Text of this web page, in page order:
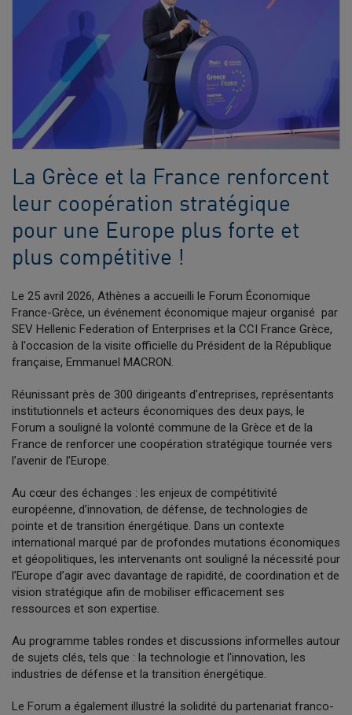
La Grèce et la France renforcent
leur coopération stratégique
pour une Europe plus forte et
plus compétitive !
Le 25 avril 2026, Athènes a accueilli le Forum Économique
France-Grèce, un événement économique majeur organisé par
SEV Hellenic Federation of Enterprises et la CCI France Grèce,
à l'occasion de la visite officielle du Président de la République
française, Emmanuel MACRON.
Réunissant près de 300 dirigeants d’entreprises, représentants
institutionnels et acteurs économiques des deux pays, le
Forum a souligné la volonté commune de la Grèce et de la
France de renforcer une coopération stratégique tournée vers
l’avenir de l’Europe.
Au cœur des échanges : les enjeux de compétitivité
européenne, d’innovation, de défense, de technologies de
pointe et de transition énergétique. Dans un contexte
international marqué par de profondes mutations économiques
et géopolitiques, les intervenants ont souligné la nécessité pour
l’Europe d’agir avec davantage de rapidité, de coordination et de
vision stratégique afin de mobiliser efficacement ses
ressources et son expertise.
Au programme tables rondes et discussions informelles autour
de sujets clés, tels que : la technologie et l'innovation, les
industries de défense et la transition énergétique.
Le Forum a également illustré la solidité du partenariat franco-